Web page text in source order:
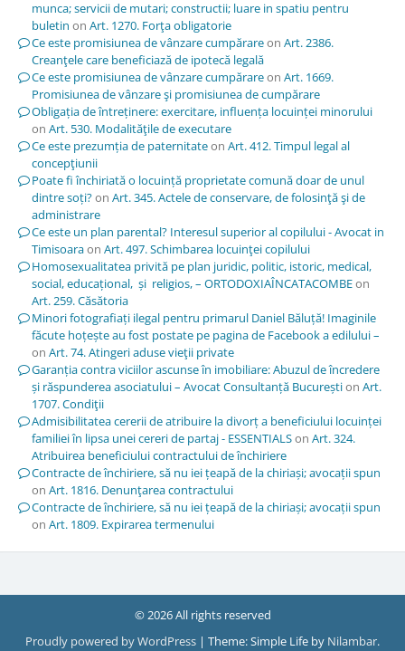
munca; servicii de mutari; constructii; luare in spatiu pentru
buletin on Art. 1270. Forţa obligatorie
Ce este promisiunea de vânzare cumpărareon Art. 2386.
Creanţele care beneficiază de ipotecă legală
Ce este promisiunea de vânzare cumpărareon Art. 1669.
Promisiunea de vânzare şi promisiunea de cumpărare
Obligația de întreținere: exercitare, influența locuinței minorului
on Art. 530. Modalităţile de executare
Ce este prezumția de paternitateon Art. 412. Timpul legal al
concepţiunii
Poate fi închiriată o locuință proprietate comună doar de unul
dintre soți?on Art. 345. Actele de conservare, de folosinţă şi de
administrare
Ce este un plan parental? Interesul superior al copilului - Avocat in
Timisoaraon Art. 497. Schimbarea locuinţei copilului
Homosexualitatea privită pe plan juridic, politic, istoric, medical,
social, educațional, și religios, – ORTODOXIAÎNCATACOMBEon
Art. 259. Căsătoria
Minori fotografiați ilegal pentru primarul Daniel Băluță! Imaginile
făcute hoțește au fost postate pe pagina de Facebook a edilului –
on Art. 74. Atingeri aduse vieţii private
Garanția contra viciilor ascunse în imobiliare: Abuzul de încredere
și răspunderea asociatului – Avocat Consultanță Bucureștion Art.
1707. Condiţii
Admisibilitatea cererii de atribuire la divorț a beneficiului locuinței
familiei în lipsa unei cereri de partaj - ESSENTIALSon Art. 324.
Atribuirea beneficiului contractului de închiriere
Contracte de închiriere, să nu iei țeapă de la chiriași; avocații spun
on Art. 1816. Denunţarea contractului
Contracte de închiriere, să nu iei țeapă de la chiriași; avocații spun
on Art. 1809. Expirarea termenului
© 2026 All rights reserved
Proudly powered by WordPress | Theme: Simple Life by Nilambar.